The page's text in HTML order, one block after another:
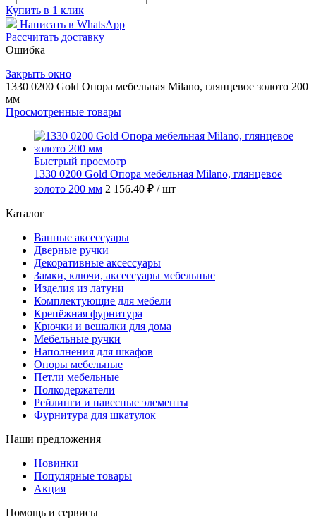
Купить в 1 клик
Написать в WhatsApp
Рассчитать доставку
Ошибка
Закрыть окно
1330 0200 Gold Опора мебельная Milano, глянцевое золото 200
мм
Просмотренные товары
Быстрый просмотр
1330 0200 Gold Опора мебельная Milano, глянцевое
золото 200 мм 2 156.40 ₽ / шт
Каталог
Ванные аксессуары
Дверные ручки
Декоративные аксессуары
Замки, ключи, аксессуары мебельные
Изделия из латуни
Комплектующие для мебели
Крепёжная фурнитура
Крючки и вешалки для дома
Мебельные ручки
Наполнения для шкафов
Опоры мебельные
Петли мебельные
Полкодержатели
Рейлинги и навесные элементы
Фурнитура для шкатулок
Наши предложения
Новинки
Популярные товары
Акция
Помощь и сервисы